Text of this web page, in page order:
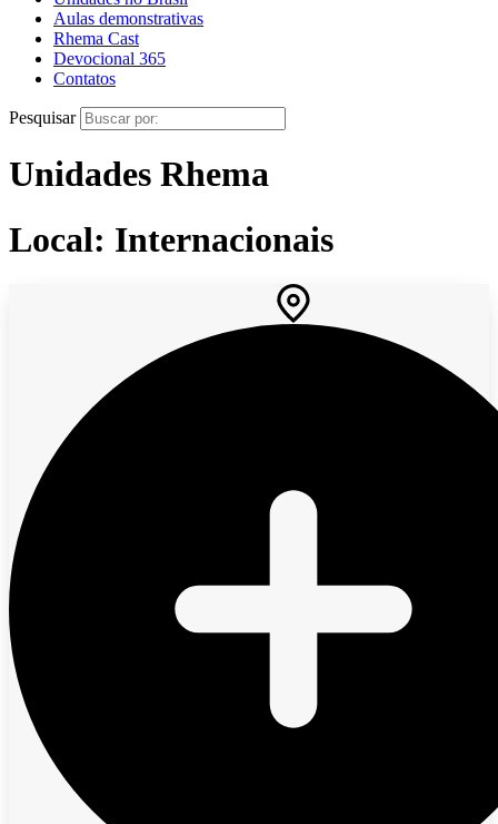
Aulas demonstrativas
Rhema Cast
Devocional 365
Contatos
Pesquisar
Unidades Rhema
Local: Internacionais